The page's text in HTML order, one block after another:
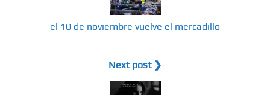
el 10 de noviembre vuelve el mercadillo
Next post ❯